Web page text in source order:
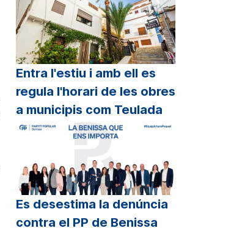
Entra l'estiu i amb ell es
regula l'horari de les obres
a municipis com Teulada
Es desestima la denúncia
contra el PP de Benissa